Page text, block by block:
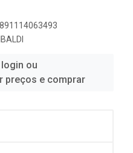
ou
preços e comprar